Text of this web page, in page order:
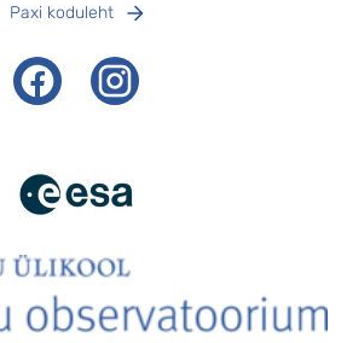
Paxi koduleht
FacebookInstagram